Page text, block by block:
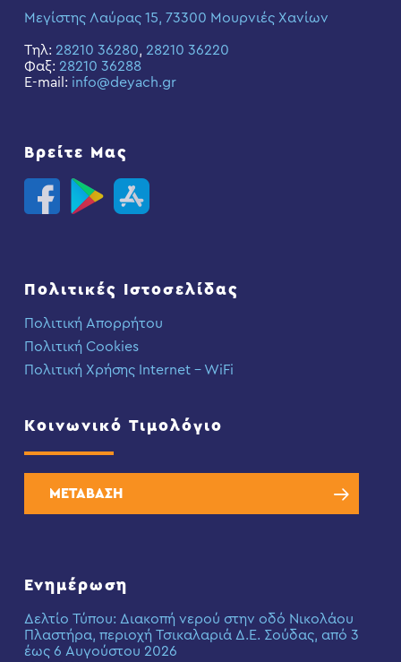
Μεγίστης Λαύρας 15, 73300 Μουρνιές Χανίων
Τηλ: 28210 36280, 28210 36220
Φαξ: 28210 36288
E-mail: info@deyach.gr
Βρείτε Μας
Πολιτικές Ιστοσελίδας
Πολιτική Απορρήτου
Πολιτική Cookies
Πολιτική Χρήσης Internet – WiFi
Κοινωνικό Τιμολόγιο
ΜΕΤΑΒΑΣΗ
Ενημέρωση
Δελτίο Τύπου: Διακοπή νερού στην οδό Νικολάου
Πλαστήρα, περιοχή Τσικαλαριά Δ.Ε. Σούδας, από 3
έως 6 Αυγούστου 2026